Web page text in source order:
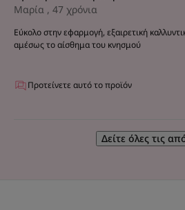
Μαρία , 47 χρόνια
Εύκολο στην εφαρμογή, εξαιρετική
αμέσως το αίσθημα του κνησμού
Προτείνετε αυτό το προϊόν
Δείτε όλες τις